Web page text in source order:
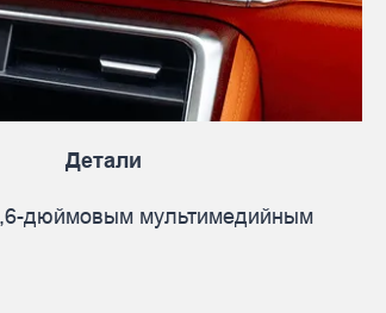
Детали
дюймовым мультимедийным